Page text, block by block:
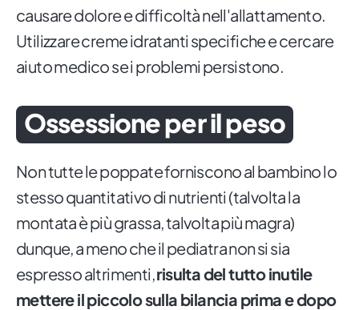
causare dolore e difficoltà nell'allattamento.
Utilizzare creme idratanti specifiche e cercare
aiuto medico se i problemi persistono.
Ossessione per il peso
Non tutte le poppate forniscono al bambino lo
stesso quantitativo di nutrienti (talvolta la
montata è più grassa, talvolta più magra)
dunque, a meno che il pediatra non si sia
espresso altrimenti,risulta del tutto inutile
mettere il piccolo sulla bilancia prima e dopo